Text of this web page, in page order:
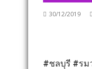
30/12/2019
#ชลบุรี #รม